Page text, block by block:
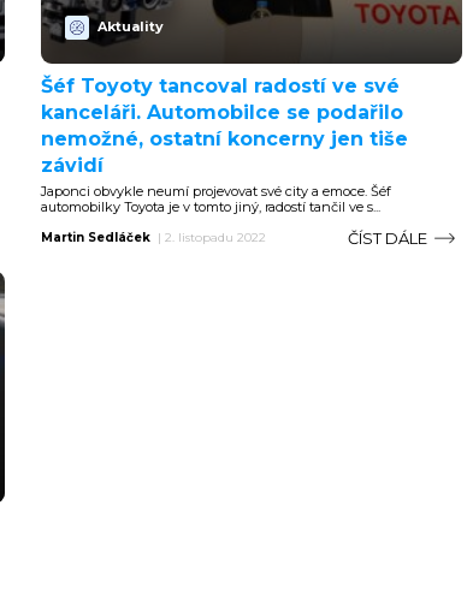
Aktuality
Šéf Toyoty tancoval radostí ve své
kanceláři. Automobilce se podařilo
nemožné, ostatní koncerny jen tiše
závidí
Japonci obvykle neumí projevovat své city a emoce. Šéf
automobilky Toyota je v tomto jiný, radostí tančil ve s...
Martin Sedláček | 2. listopadu 2022 ČÍST DÁLE